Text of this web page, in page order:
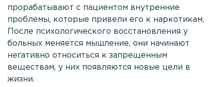
прорабатывают с пациентом внутренние
проблемы, которые привели его к наркотикам.
После психологического восстановления у
больных меняется мышление, они начинают
негативно относиться к запрещенным
веществам, у них появляются новые цели в
жизни.